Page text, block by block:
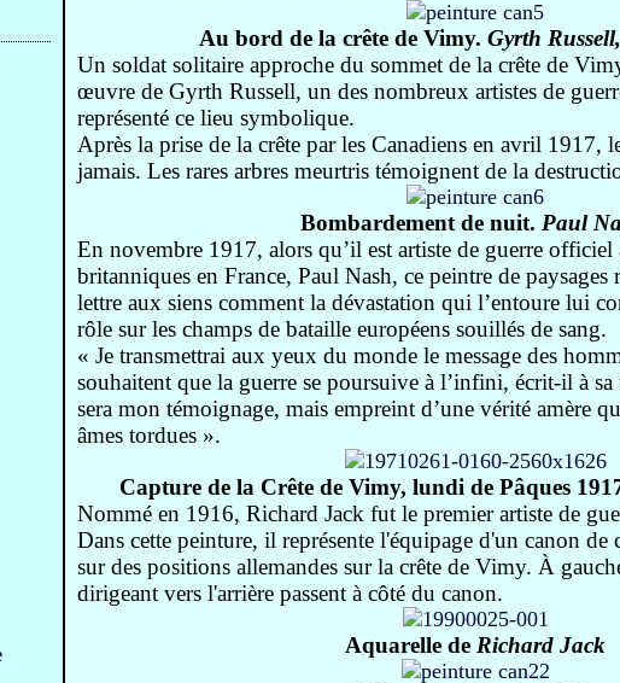
Au bord de la crête de Vimy. Gyrth Russell,
Un soldat solitaire approche du sommet de la crête de
œuvre de Gyrth Russell, un des nombreux artistes de
représenté ce lieu symbolique.
Après la prise de la crête par les Canadiens en avril 1917,
jamais. Les rares arbres meurtris témoignent de la
Bombardement de nuit. Paul
En novembre 1917, alors qu’il est artiste de guerre officiel
britanniques en France, Paul Nash, ce peintre de
lettre aux siens comment la dévastation qui l’entoure lui
rôle sur les champs de bataille européens souillés de sang.
« Je transmettrai aux yeux du monde le message des
souhaitent que la guerre se poursuive à l’infini, écrit-il à
sera mon témoignage, mais empreint d’une vérité amère
âmes tordues ».
Capture de la Crête de Vimy, lundi de Pâques
Nommé en 1916, Richard Jack fut le premier artiste de
Dans cette peinture, il représente l'équipage d'un canon
sur des positions allemandes sur la crête de Vimy. À
dirigeant vers l'arrière passent à côté du canon.
Aquarelle de Richard Jack